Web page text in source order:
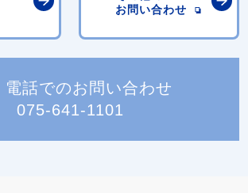
お問い合わせ
電話でのお問い合わせ
075-641-1101